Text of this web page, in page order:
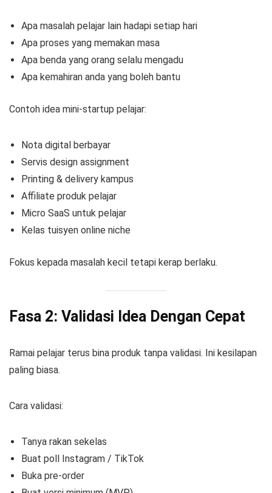
Apa masalah pelajar lain hadapi setiap hari
Apa proses yang memakan masa
Apa benda yang orang selalu mengadu
Apa kemahiran anda yang boleh bantu
Contoh idea mini-startup pelajar:
Nota digital berbayar
Servis design assignment
Printing & delivery kampus
Affiliate produk pelajar
Micro SaaS untuk pelajar
Kelas tuisyen online niche
Fokus kepada masalah kecil tetapi kerap berlaku.
Fasa 2: Validasi Idea Dengan Cepat
Ramai pelajar terus bina produk tanpa validasi. Ini kesilapan
paling biasa.
Cara validasi:
Tanya rakan sekelas
Buat poll Instagram / TikTok
Buka pre-order